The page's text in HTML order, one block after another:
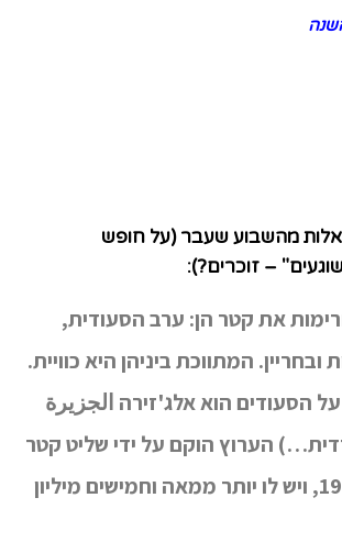
מהשבוע שעבר (על חופש
– זוכרים?):
את קטר הן: ערב הסעודית,
ובחריין. המתווכת ביניהן היא כוויית.
הסעודים הוא אלג'זירה الجزيرة
הערוץ הוקם על ידי שליט קטר
האמיר בשנת 1996, ויש לו יותר ממאה וחמישים מיליון